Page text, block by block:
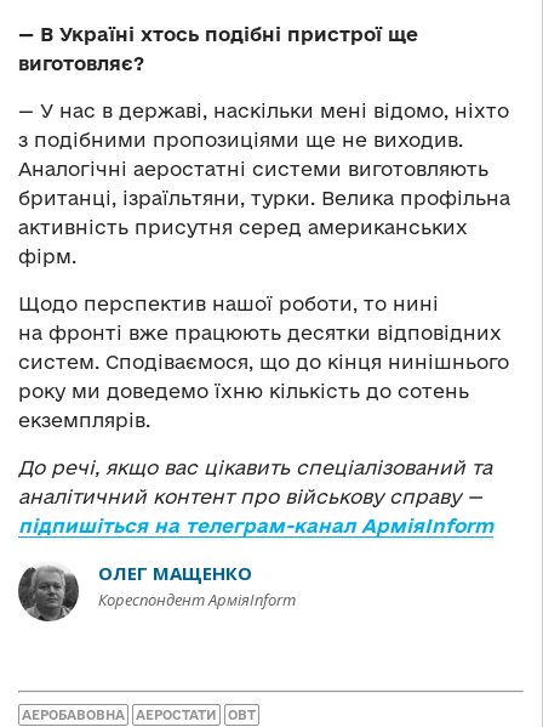
— В Україні хтось подібні пристрої ще
виготовляє?
— У нас в державі, наскільки мені відомо, ніхто
з подібними пропозиціями ще не виходив.
Аналогічні аеростатні системи виготовляють
британці, ізраїльтяни, турки. Велика профільна
активність присутня серед американських
фірм.
Щодо перспектив нашої роботи, то нині
на фронті вже працюють десятки відповідних
систем. Сподіваємося, що до кінця нинішнього
року ми доведемо їхню кількість до сотень
екземплярів.
До речі, якщо вас цікавить спеціалізований та
аналітичний контент про військову справу —
підпишіться на телеграм-канал АрміяInform
ОЛЕГ МАЩЕНКО
Кореспондент АрміяInform
АЕРОБАВОВНА АЕРОСТАТИ ОВТ